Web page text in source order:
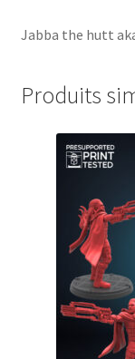
Jabba the hutt
Produits